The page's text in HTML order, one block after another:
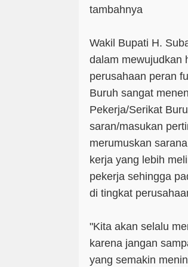
tambahnya
Wakil Bupati H.
dalam mewujudkan
perusahaan peran
Buruh sangat
Pekerja/Serikat
saran/masukan
merumuskan
kerja yang lebih
pekerja sehingga
di tingkat
"Kita akan selalu
karena jangan
yang semakin